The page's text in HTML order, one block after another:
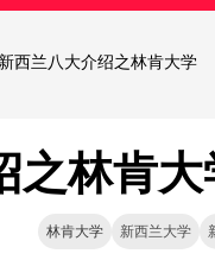
新西兰八大介绍之林肯大学
之林肯大
林肯大学 新西兰大学